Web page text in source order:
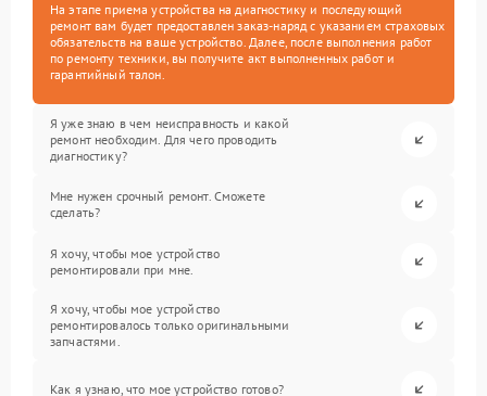
На этапе приема устройства на диагностику и последующий
ремонт вам будет предоставлен заказ-наряд с указанием страховых
обязательств на ваше устройство. Далее, после выполнения работ
по ремонту техники, вы получите акт выполненных работ и
гарантийный талон.
Я уже знаю в чем неисправность и какой
ремонт необходим. Для чего проводить
диагностику?
Мне нужен срочный ремонт. Сможете
сделать?
Я хочу, чтобы мое устройство
ремонтировали при мне.
Я хочу, чтобы мое устройство
ремонтировалось только оригинальными
запчастями.
Как я узнаю, что мое устройство готово?